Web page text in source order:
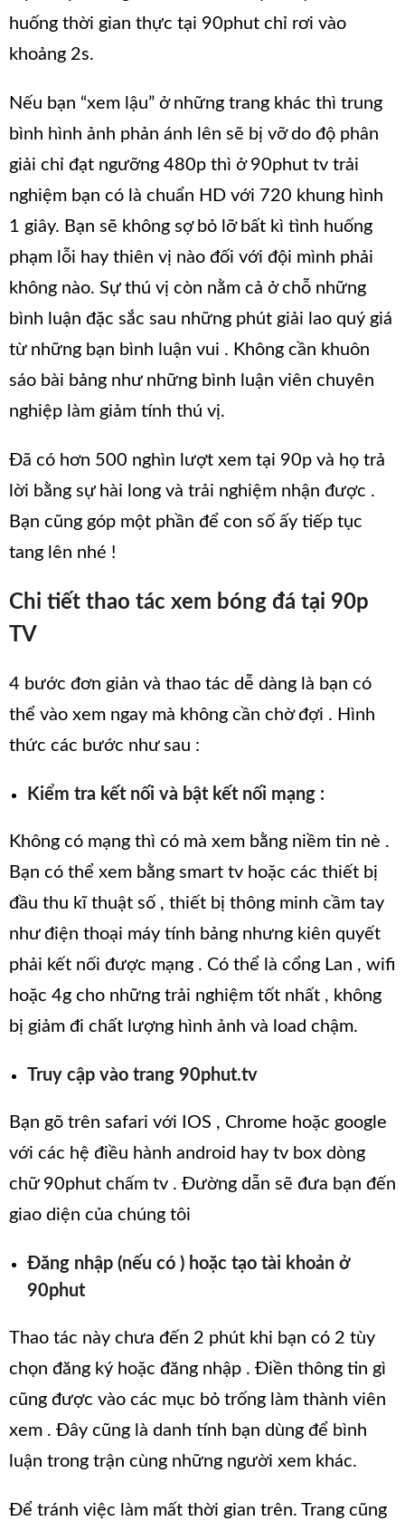
huống thời gian thực tại 90phut chỉ rơi vào
khoảng 2s.
Nếu bạn “xem lậu” ở những trang khác thì trung
bình hình ảnh phản ánh lên sẽ bị vỡ do độ phân
giải chỉ đạt ngưỡng 480p thì ở 90phut tv trải
nghiệm bạn có là chuẩn HD với 720 khung hình
1 giây. Bạn sẽ không sợ bỏ lỡ bất kì tình huống
phạm lỗi hay thiên vị nào đối với đội mình phải
không nào. Sự thú vị còn nằm cả ở chỗ những
bình luận đặc sắc sau những phút giải lao quý giá
từ những bạn bình luận vui . Không cần khuôn
sáo bài bảng như những bình luận viên chuyên
nghiệp làm giảm tính thú vị.
Đã có hơn 500 nghìn lượt xem tại 90p và họ trả
lời bằng sự hài long và trải nghiệm nhận được .
Bạn cũng góp một phần để con số ấy tiếp tục
tang lên nhé !
Chi tiết thao tác xem bóng đá tại 90p
TV
4 bước đơn giản và thao tác dễ dàng là bạn có
thể vào xem ngay mà không cần chờ đợi . Hình
thức các bước như sau :
Kiểm tra kết nối và bật kết nối mạng :
Không có mạng thì có mà xem bằng niềm tin nè .
Bạn có thể xem bằng smart tv hoặc các thiết bị
đầu thu kĩ thuật số , thiết bị thông minh cầm tay
như điện thoại máy tính bảng nhưng kiên quyết
phải kết nối được mạng . Có thể là cổng Lan , wifi
hoặc 4g cho những trải nghiệm tốt nhất , không
bị giảm đi chất lượng hình ảnh và load chậm.
Truy cập vào trang 90phut.tv
Bạn gõ trên safari với IOS , Chrome hoặc google
với các hệ điều hành android hay tv box dòng
chữ 90phut chấm tv . Đường dẫn sẽ đưa bạn đến
giao diện của chúng tôi
Đăng nhập (nếu có ) hoặc tạo tài khoản ở
90phut
Thao tác này chưa đến 2 phút khi bạn có 2 tùy
chọn đăng ký hoặc đăng nhập . Điền thông tin gì
cũng được vào các mục bỏ trống làm thành viên
xem . Đây cũng là danh tính bạn dùng để bình
luận trong trận cùng những người xem khác.
Để tránh việc làm mất thời gian trên. Trang cũng